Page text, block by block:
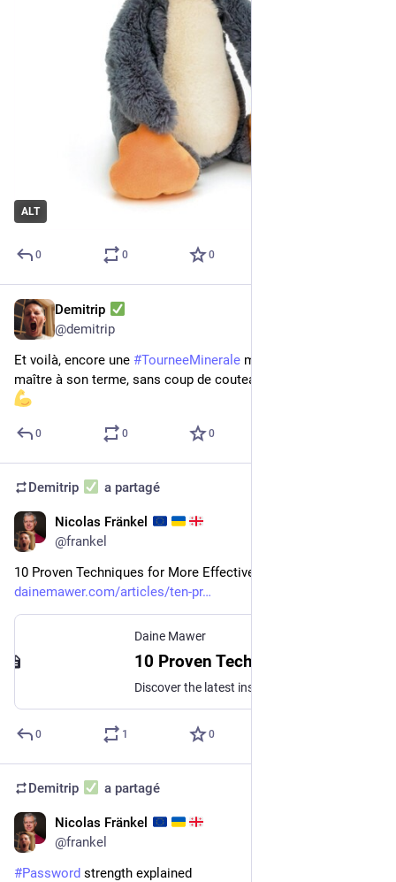
ALT
0 0 0
Demitrip
@demitrip
Et voilà, encore une #TourneeMinerale menée de main de
maître à son terme, sans coup de couteau dans le contrat !
0 0 0
Demitrip a partagé
Nicolas Fränkel
@frankel
10 Proven Techniques for More Effective Code Reviews
dainemawer.com/articles/ten-pr
Daine Mawer
0 1 0
Demitrip a partagé
Nicolas Fränkel
@frankel
#Password strength explained